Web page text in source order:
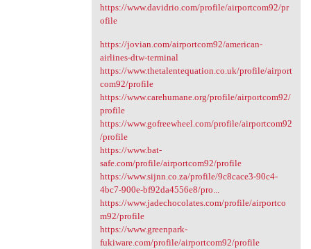
https://www.davidrio.com/profile/airportcom92/pr
ofile
https://jovian.com/airportcom92/american-
airlines-dtw-terminal
https://www.thetalentequation.co.uk/profile/airport
com92/profile
https://www.carehumane.org/profile/airportcom92/
profile
https://www.gofreewheel.com/profile/airportcom92
/profile
https://www.bat-
safe.com/profile/airportcom92/profile
https://www.sijnn.co.za/profile/9c8cace3-90c4-
4bc7-900e-bf92da4556e8/pro...
https://www.jadechocolates.com/profile/airportco
m92/profile
https://www.greenpark-
fukiware.com/profile/airportcom92/profile